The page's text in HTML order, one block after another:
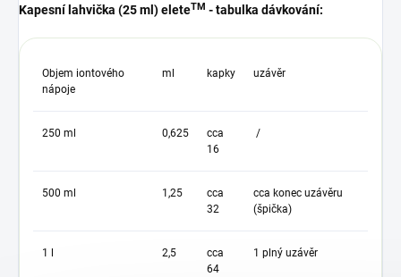
Kapesní lahvička (25 ml) eleteTM - tabulka dávkování:
Objem iontového
nápoje
ml kapky uzávěr
250 ml 0,625
cca
16
/
500 ml 1,25
cca
32
cca konec uzávěru
(špička)
1 l 2,5
cca
64
1 plný uzávěr